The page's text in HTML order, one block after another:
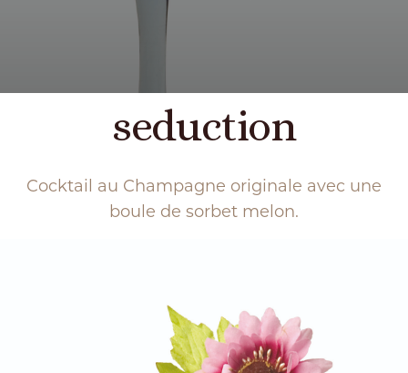
seduction
Cocktail au Champagne originale avec une
boule de sorbet melon.